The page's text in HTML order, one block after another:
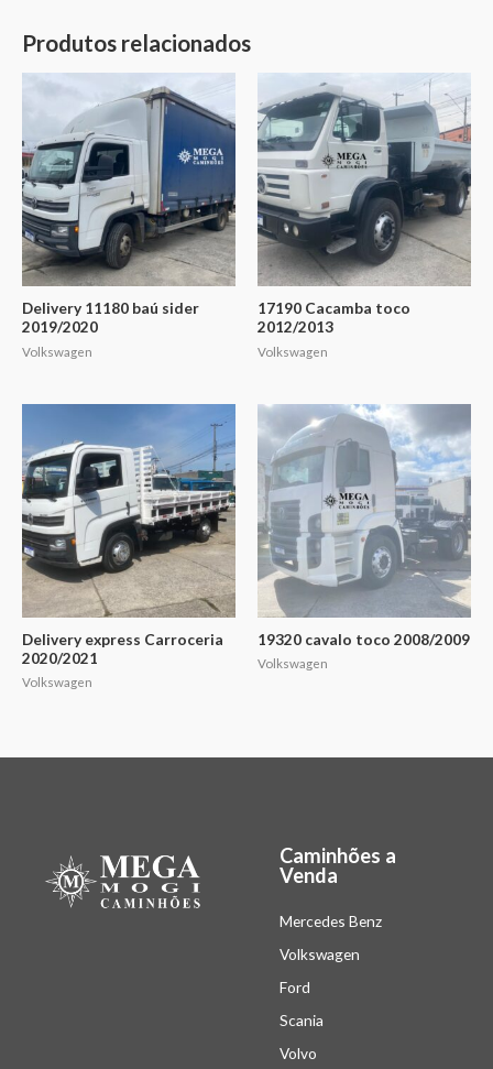
Produtos relacionados
Delivery 11180 baú sider
2019/2020
Volkswagen
17190 Cacamba toco
2012/2013
Volkswagen
Delivery express Carroceria
2020/2021
Volkswagen
19320 cavalo toco 2008/2009
Volkswagen
Caminhões a
Venda
Mercedes Benz
Volkswagen
Ford
Scania
Volvo